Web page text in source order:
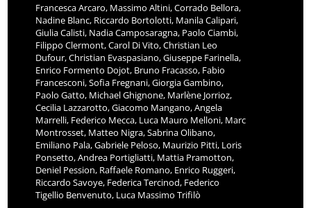
Francesca Arcaro, Massimo Altini, Corrado Bellora,
Nadine Blanc, Riccardo Bortolotti, Manila Calipari,
Giulia Calisti, Nadia Camposaragna, Paolo Ciambi,
Filippo Clermont, Carol Di Vito, Christian Leo
Dufour, Christian Evaspasiano, Giuseppe Farinella,
Enrico Formento Dojot, Bruno Fracasso, Fabio
Francesconi, Sofia Fregnani, Giorgia Gambino,
Paolo Gatto, Michael Ghignone, Marlène Jorrioz,
Cecilia Lazzarotto, Giacomo Mangano, Angela
Marrelli, Federico Mecca, Luca Mauro Melloni, Marc
Montrosset, Matteo Nigra, Sabrina Olibano,
Emiliano Pala, Gabriele Peloso, Maurizio Pitti, Loris
Ponsetto, Andrea Portigliatti, Mattia Pramotton,
Deniel Pession, Raffaele Romano, Enrico Ruggeri,
Riccardo Savoye, Federica Tercinod, Federico
Tigellio Benvenuto, Luca Massimo Trifilò